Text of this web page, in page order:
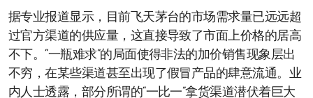
据专业报道显示，目前飞天茅台的市场需求量已远远超
过官方渠道的供应量，这直接导致了市面上价格的居高
不下。“一瓶难求”的局面使得非法的加价销售现象层出
不穷，在某些渠道甚至出现了假冒产品的肆意流通。业
内人士透露，部分所谓的“一比一”拿货渠道潜伏着巨大